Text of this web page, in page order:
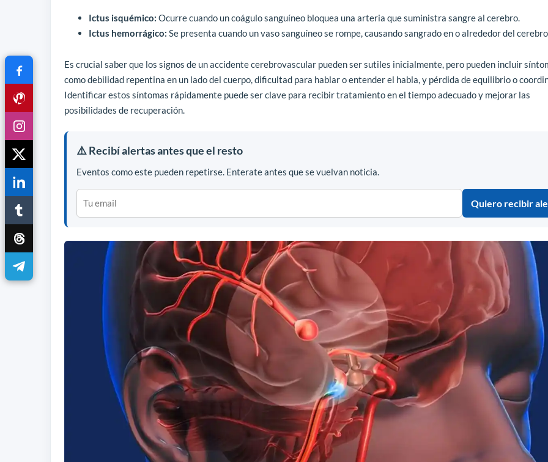
Ictus isquémico: Ocurre cuando un coágulo sanguíneo bloquea una arteria que suministra sangre al cerebro.
Ictus hemorrágico: Se presenta cuando un vaso sanguíneo se rompe, causando sangrado en o alrededor del
Es crucial saber que los signos de un accidente cerebrovascular pueden ser sutiles inicialmente, pero pueden incluir
como debilidad repentina en un lado del cuerpo, dificultad para hablar o entender el habla, y pérdida de equilibrio o
Identificar estos síntomas rápidamente puede ser clave para recibir tratamiento en el tiempo adecuado y mejorar las
posibilidades de recuperación.
⚠️ Recibí alertas antes que el resto
Eventos como este pueden repetirse. Enterate antes que se vuelvan noticia.
Quiero recibir